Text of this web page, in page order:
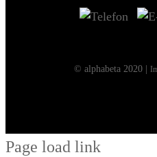
© alphabeta 2020 |
Page load link